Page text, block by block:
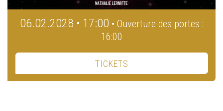
06.02.2028 • 17:00 • Ouverture des portes :
16:00
TICKETS